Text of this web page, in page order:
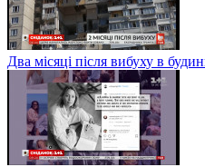
Два місяці після вибуху в